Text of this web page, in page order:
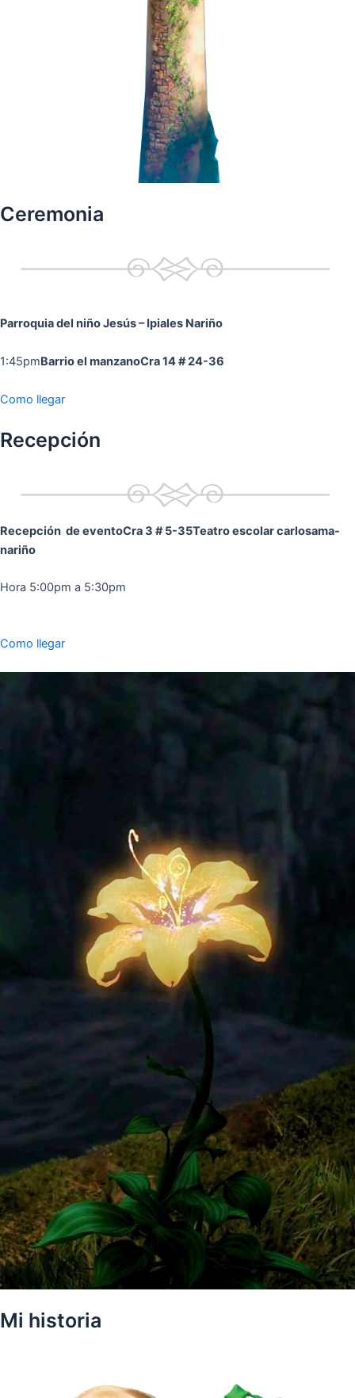
Ceremonia
Parroquia del niño Jesús– Ipiales Nariño
1:45pmBarrio el manzanoCra 14 # 24-36
Como llegar
Recepción
Recepción de eventoCra 3 # 5-35Teatro escolar carlosama-
nariño
Hora 5:00pm a 5:30pm
Como llegar
Mi historia